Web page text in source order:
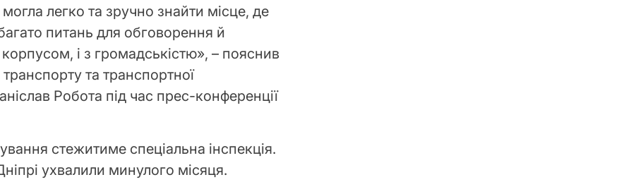
легко та зручно знайти місце, де
питань для обговорення й
і з громадськістю», – пояснив
та транспортної
Робота під час прес-конференції
стежитиме спеціальна інспекція.
ухвалили минулого місяця.